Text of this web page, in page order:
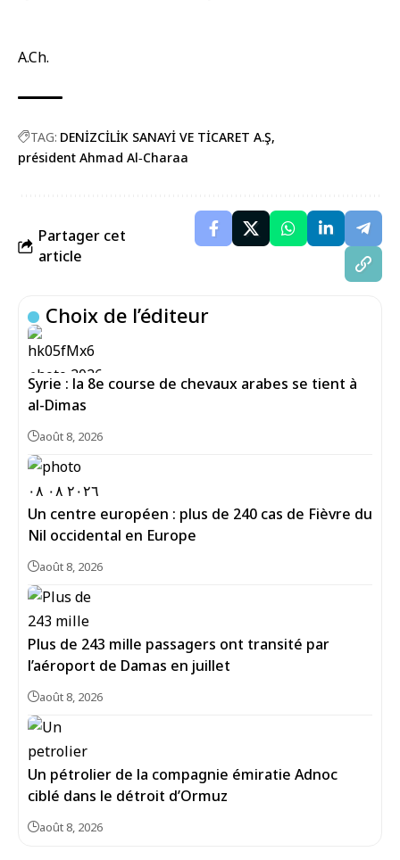
A.Ch.
TAG: DENİZCİLİK SANAYİ VE TİCARET A.Ş
président Ahmad Al‑Charaa
Partager cet
article
Choix de l’éditeur
Syrie : la 8e course de chevaux arabes se tient à
al-Dimas
août 8, 2026
Un centre européen : plus de 240 cas de Fièvre du
Nil occidental en Europe
août 8, 2026
Plus de 243 mille passagers ont transité par
l’aéroport de Damas en juillet
août 8, 2026
Un pétrolier de la compagnie émiratie Adnoc
ciblé dans le détroit d’Ormuz
août 8, 2026